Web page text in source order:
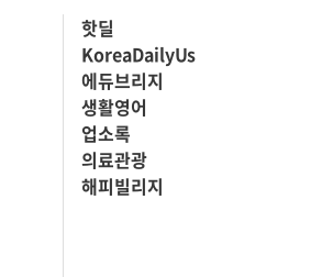
핫딜
KoreaDailyUs
에듀브리지
생활영어
업소록
의료관광
해피빌리지